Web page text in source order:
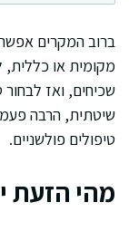
ברוב המקרים
מקומית או כללית,
שכיחים, ואז
שיטתית, הרבה
טיפולים פולשניים.
מהי הזעת